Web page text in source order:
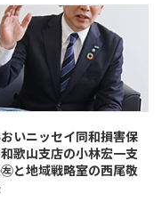
いニッセイ同和損害保
歌山支店の小林宏一支
と地域戦略室の西尾敬